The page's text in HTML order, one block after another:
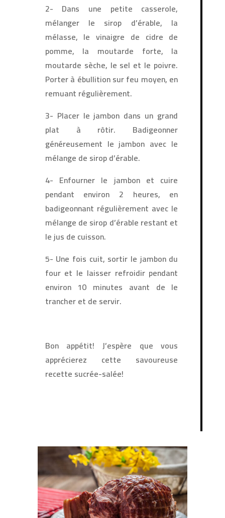
2- Dans une petite casserole,
mélanger le sirop d’érable, la
mélasse, le vinaigre de cidre de
pomme, la moutarde forte, la
moutarde sèche, le sel et le poivre.
Porter à ébullition sur feu moyen, en
remuant régulièrement.
3- Placer le jambon dans un grand
plat à rôtir. Badigeonner
généreusement le jambon avec le
mélange de sirop d’érable.
4- Enfourner le jambon et cuire
pendant environ 2 heures, en
badigeonnant régulièrement avec le
mélange de sirop d’érable restant et
le jus de cuisson.
5- Une fois cuit, sortir le jambon du
four et le laisser refroidir pendant
environ 10 minutes avant de le
trancher et de servir.
Bon appétit! J’espère que vous
apprécierez cette savoureuse
recette sucrée-salée!